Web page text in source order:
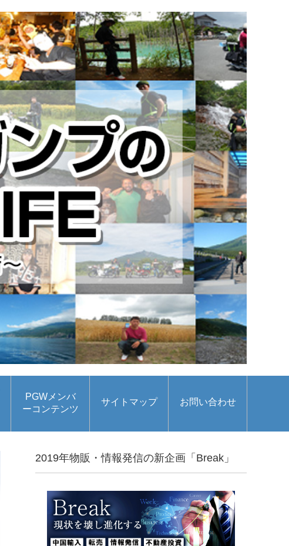
PGWメンバ
ーコンテンツ
サイトマップ お問い合わせ
2019年物販・情報発信の新企画「Break」